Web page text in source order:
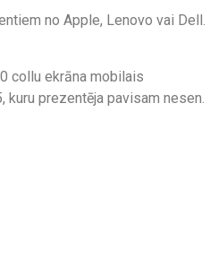
no Apple, Lenovo vai Dell.
collu ekrāna mobilais
prezentēja pavisam nesen.